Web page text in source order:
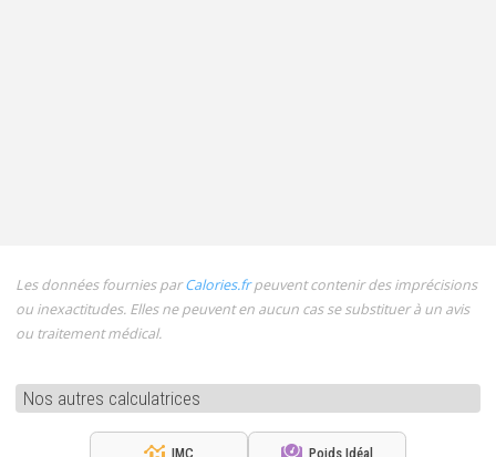
Les données fournies parCalories.frpeuvent contenir des imprécisions
ou inexactitudes. Elles ne peuvent en aucun cas se substituer à un avis
ou traitement médical.
Nos autres calculatrices
IMC Poids Idéal